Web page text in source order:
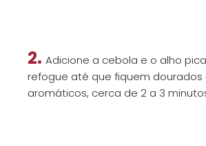
2.Adicione a cebola e o alho
refogue até que fiquem dourados
aromáticos, cerca de 2 a 3